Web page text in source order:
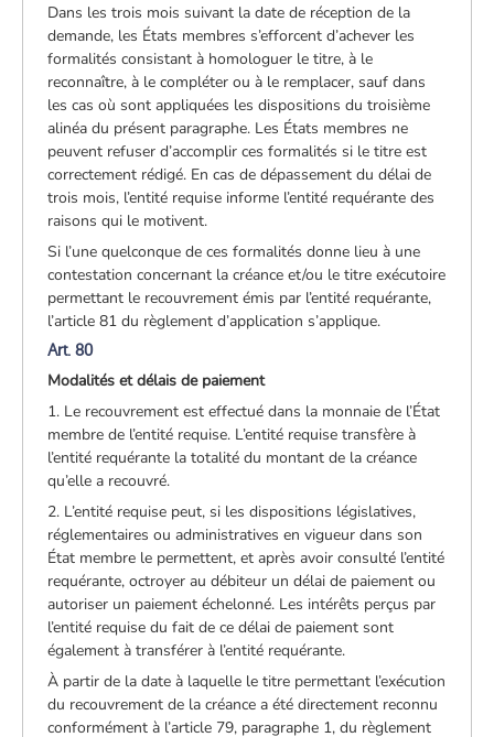
Dans les trois mois suivant la date de réception de la
demande, les États membres s’efforcent d’achever les
formalités consistant à homologuer le titre, à le
reconnaître, à le compléter ou à le remplacer, sauf dans
les cas où sont appliquées les dispositions du troisième
alinéa du présent paragraphe. Les États membres ne
peuvent refuser d’accomplir ces formalités si le titre est
correctement rédigé. En cas de dépassement du délai de
trois mois, l’entité requise informe l’entité requérante des
raisons qui le motivent.
Si l’une quelconque de ces formalités donne lieu à une
contestation concernant la créance et/ou le titre exécutoire
permettant le recouvrement émis par l’entité requérante,
l’article 81 du règlement d’application s’applique.
Art. 80
Modalités et délais de paiement
1. Le recouvrement est effectué dans la monnaie de l’État
membre de l’entité requise. L’entité requise transfère à
l’entité requérante la totalité du montant de la créance
qu’elle a recouvré.
2. L’entité requise peut, si les dispositions législatives,
réglementaires ou administratives en vigueur dans son
État membre le permettent, et après avoir consulté l’entité
requérante, octroyer au débiteur un délai de paiement ou
autoriser un paiement échelonné. Les intérêts perçus par
l’entité requise du fait de ce délai de paiement sont
également à transférer à l’entité requérante.
À partir de la date à laquelle le titre permettant l’exécution
du recouvrement de la créance a été directement reconnu
conformément à l’article 79, paragraphe 1, du règlement